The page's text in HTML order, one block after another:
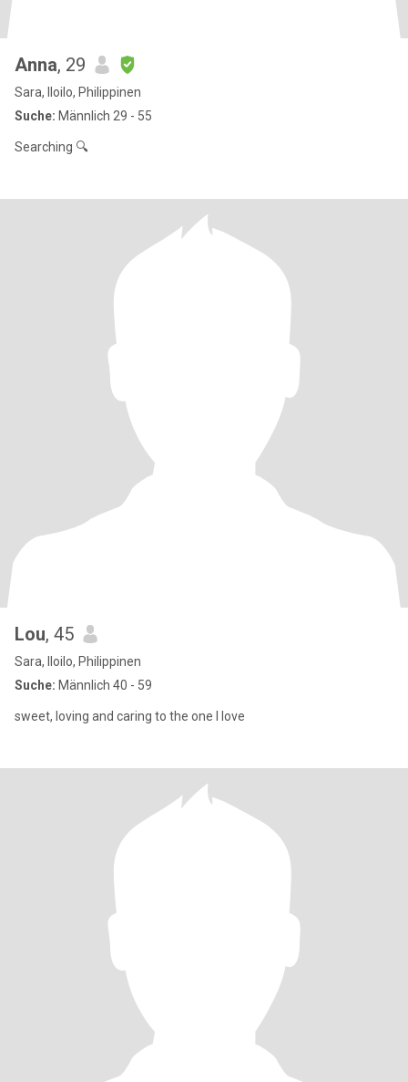
Anna, 29
Sara, Iloilo, Philippinen
Suche: Männlich 29 - 55
Searching 🔍
Lou, 45
Sara, Iloilo, Philippinen
Suche: Männlich 40 - 59
sweet, loving and caring to the one I love